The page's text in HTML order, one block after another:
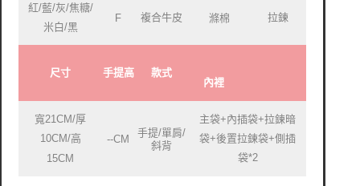
紅/藍/灰/焦糖/
米白/黑
F 複合牛皮 滌棉 拉鍊
尺寸 手提高 款式
內裡
寬21CM/厚
10CM/高
15CM
--CM
手提/單肩/
斜背
主袋+內插袋+拉鍊暗
袋+後置拉鍊袋+側插
袋*2